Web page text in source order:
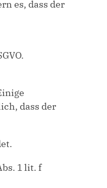
es, dass der
dass der
1 lit. f